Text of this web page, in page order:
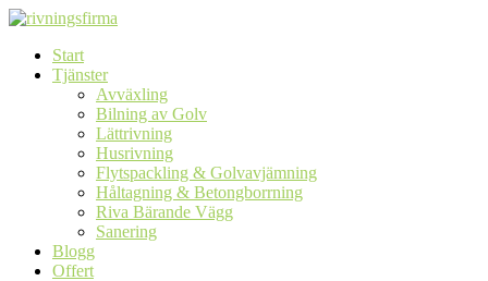
Skip
contentStart
Tjänster
Avväxling
Bilning av Golv
Lättrivning
Husrivning
Flytspackling & Golvavjämning
Håltagning & Betongborrning
Riva Bärande Vägg
Sanering
Blogg
Offert